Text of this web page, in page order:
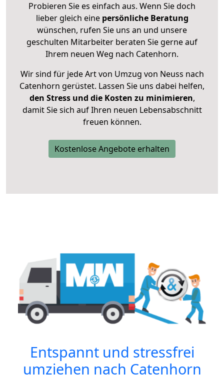
Probieren Sie es einfach aus. Wenn Sie doch
lieber gleich eine persönliche Beratung
wünschen, rufen Sie uns an und unsere
geschulten Mitarbeiter beraten Sie gerne auf
Ihrem neuen Weg nach Catenhorn.
Wir sind für jede Art von Umzug von Neuss nach
Catenhorn gerüstet. Lassen Sie uns dabei helfen,
den Stress und die Kosten zu minimieren,
damit Sie sich auf Ihren neuen Lebensabschnitt
freuen können.
Kostenlose Angebote erhalten
Entspannt und stressfrei
umziehen nach Catenhorn